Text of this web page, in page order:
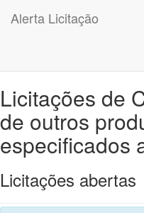
Alerta Licitação
Licitações de
de outros
especificados
Licitações abertas